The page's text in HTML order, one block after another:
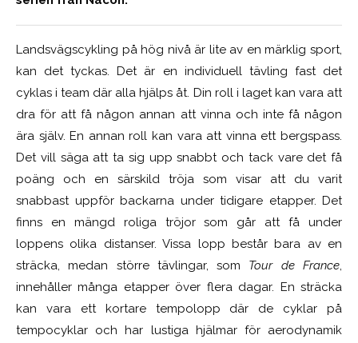
Landsvägscykling på hög nivå är lite av en märklig sport,
kan det tyckas. Det är en individuell tävling fast det
cyklas i team där alla hjälps åt. Din roll i laget kan vara att
dra för att få någon annan att vinna och inte få någon
ära själv. En annan roll kan vara att vinna ett bergspass.
Det vill säga att ta sig upp snabbt och tack vare det få
poäng och en särskild tröja som visar att du varit
snabbast uppför backarna under tidigare etapper. Det
finns en mängd roliga tröjor som går att få under
loppens olika distanser. Vissa lopp består bara av en
sträcka, medan större tävlingar, som Tour de France,
innehåller många etapper över flera dagar. En sträcka
kan vara ett kortare tempolopp där de cyklar på
tempocyklar och har lustiga hjälmar för aerodynamik